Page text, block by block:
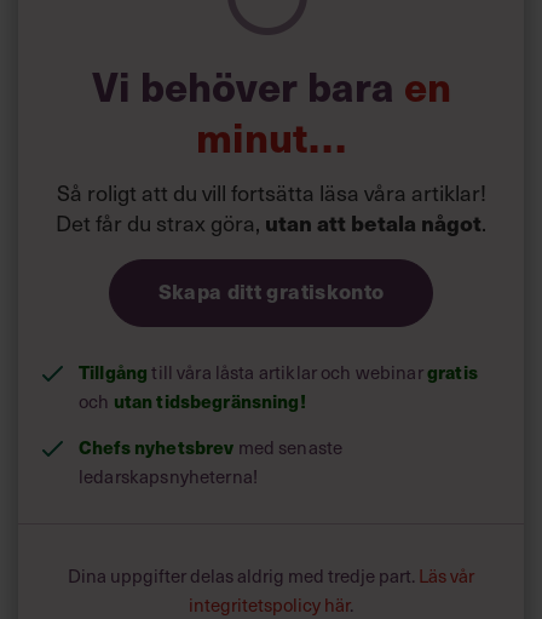
Siri Wikander: ”Led som i
början av pandemin”
Vi behöver bara en
minut…
Så roligt att du vill fortsätta läsa våra artiklar!
Det får du strax göra, utan att betala något.
Skapa ditt gratiskonto
Tillgång till våra låsta artiklar och webinargratis
och utan tidsbegränsning!
Chefs nyhetsbrev med senaste
ledarskapsnyheterna!
Dina uppgifter delas aldrig med tredje part. Läs vår
integritetspolicy här.